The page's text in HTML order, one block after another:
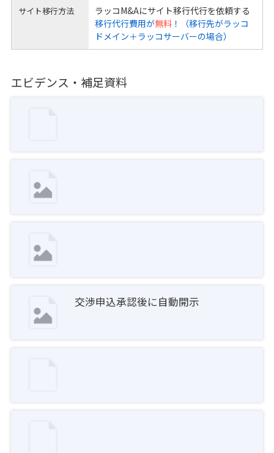
サイト移行方法
ラッコM&Aにサイト移行代行を依頼する
移行代行費用が無料！（移行先がラッコ
ドメイン＋ラッコサーバーの場合）
エビデンス・補足資料
交渉申込承認後に自動開示